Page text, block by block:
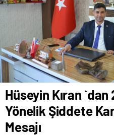
Hüseyin Kıran `dan
Yönelik Şiddete
Mesajı